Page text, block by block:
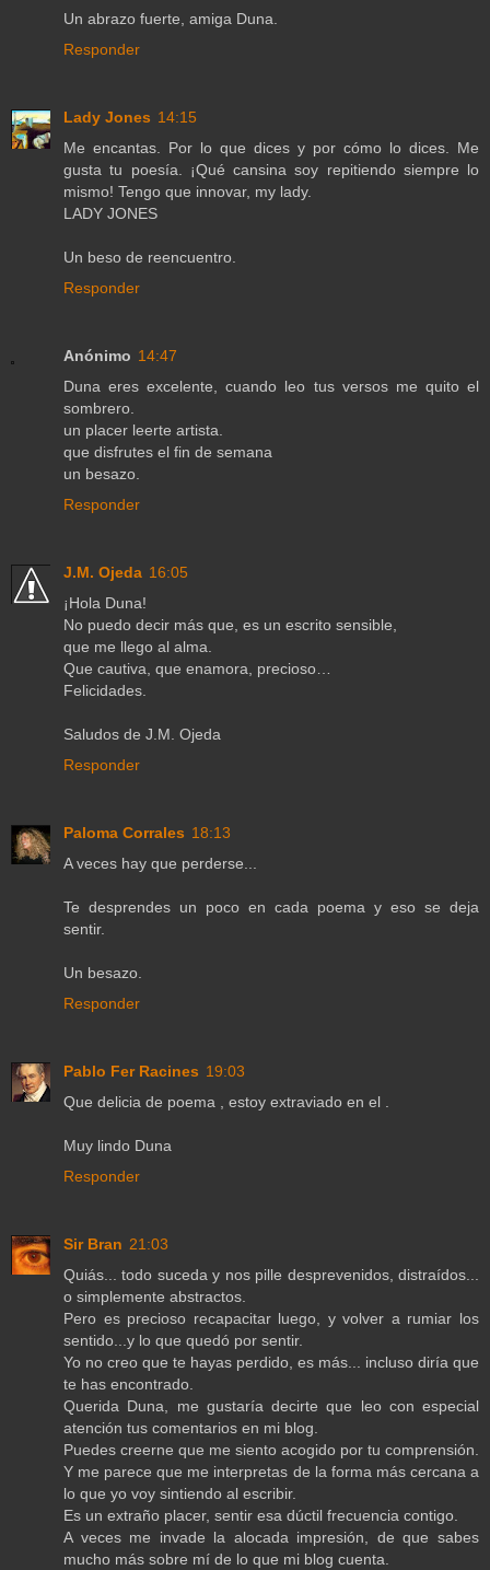
Un abrazo fuerte, amiga Duna.
Responder
Lady Jones 14:15
Me encantas. Por lo que dices y por cómo lo dices. Me
gusta tu poesía. ¡Qué cansina soy repitiendo siempre lo
mismo! Tengo que innovar, my lady.
LADY JONES
Un beso de reencuentro.
Responder
Anónimo 14:47
Duna eres excelente, cuando leo tus versos me quito el
sombrero.
un placer leerte artista.
que disfrutes el fin de semana
un besazo.
Responder
J.M. Ojeda 16:05
¡Hola Duna!
No puedo decir más que, es un escrito sensible,
que me llego al alma.
Que cautiva, que enamora, precioso…
Felicidades.
Saludos de J.M. Ojeda
Responder
Paloma Corrales 18:13
A veces hay que perderse...
Te desprendes un poco en cada poema y eso se deja
sentir.
Un besazo.
Responder
Pablo Fer Racines 19:03
Que delicia de poema , estoy extraviado en el .
Muy lindo Duna
Responder
Sir Bran 21:03
Quiás... todo suceda y nos pille desprevenidos, distraídos...
o simplemente abstractos.
Pero es precioso recapacitar luego, y volver a rumiar los
sentido...y lo que quedó por sentir.
Yo no creo que te hayas perdido, es más... incluso diría que
te has encontrado.
Querida Duna, me gustaría decirte que leo con especial
atención tus comentarios en mi blog.
Puedes creerne que me siento acogido por tu comprensión.
Y me parece que me interpretas de la forma más cercana a
lo que yo voy sintiendo al escribir.
Es un extraño placer, sentir esa dúctil frecuencia contigo.
A veces me invade la alocada impresión, de que sabes
mucho más sobre mí de lo que mi blog cuenta.